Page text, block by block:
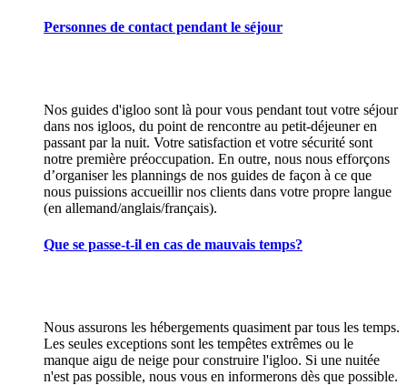
Personnes de contact pendant le séjour
Nos guides d'igloo sont là pour vous pendant tout votre séjour
dans nos igloos, du point de rencontre au petit-déjeuner en
passant par la nuit. Votre satisfaction et votre sécurité sont
notre première préoccupation. En outre, nous nous efforçons
d’organiser les plannings de nos guides de façon à ce que
nous puissions accueillir nos clients dans votre propre langue
(en allemand/anglais/français).
Que se passe-t-il en cas de mauvais temps?
Nous assurons les hébergements quasiment par tous les temps.
Les seules exceptions sont les tempêtes extrêmes ou le
manque aigu de neige pour construire l'igloo. Si une nuitée
n'est pas possible, nous vous en informerons dès que possible.